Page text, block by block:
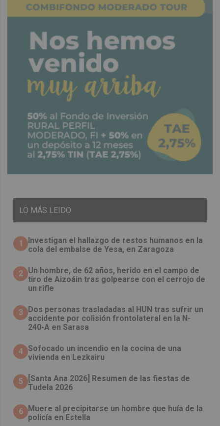
LO MÁS LEIDO
1
Investigan el hallazgo de restos humanos en la
cola del embalse de Yesa, en Zaragoza
2 Un hombre, de 62 años, herido en el campo de
tiro de Aizoáin tras golpearse con el cerrojo de
un rifle
3
​Dos personas trasladadas al HUN tras sufrir un
accidente por colisión frontolateral en la N-
240-A en Sarasa
4 Sofocado un incendio en la cocina de una
vivienda en Lezkairu
5
[Santa Ana 2026] Resumen de las fiestas de
Tudela 2026
6 Muere al precipitarse un hombre que huía de la
policía en Estella